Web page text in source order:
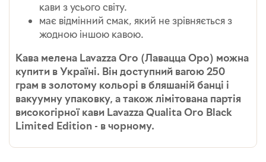
кави з усього світу.
має відмінний смак, який не зрівняється з
жодною іншою кавою.
Кава мелена Lavazza Oro (Лавацца Оро) можна
купити в Україні. Він доступний вагою 250
грам в золотому кольорі в бляшаній банці і
вакуумну упаковку, а також лімітована партія
високогірної кави Lavazza Qualita Oro Black
Limited Edition - в чорному.